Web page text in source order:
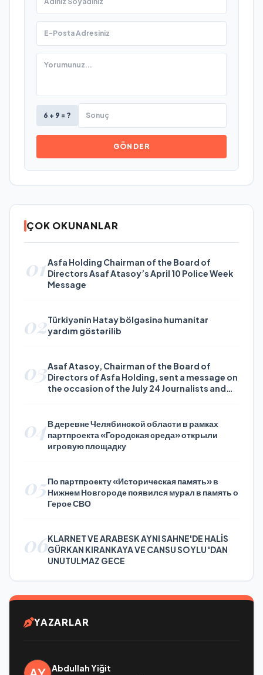
6 + 9 = ?
GÖNDER
ÇOK OKUNANLAR
01Asfa Holding Chairman of the Board of
Directors Asaf Atasoy’s April 10 Police Week
Message
02Türkiyənin Hatay bölgəsinə humanitar
yardım göstərilib
03Asaf Atasoy, Chairman of the Board of
Directors of Asfa Holding, sent a message on
the occasion of the July 24 Journalists and
04В деревне Челябинской области в рамках
партпроекта «Городская среда» открыли
игровую площадку
05По партпроекту «Историческая память» в
Нижнем Новгороде появился мурал в память о
Герое СВО
06KLARNET VE ARABESK AYNI SAHNE'DE HALİS
GÜRKAN KIRANKAYA VE CANSU SOYLU 'DAN
UNUTULMAZ GECE
YAZARLAR
Abdullah Yiğit